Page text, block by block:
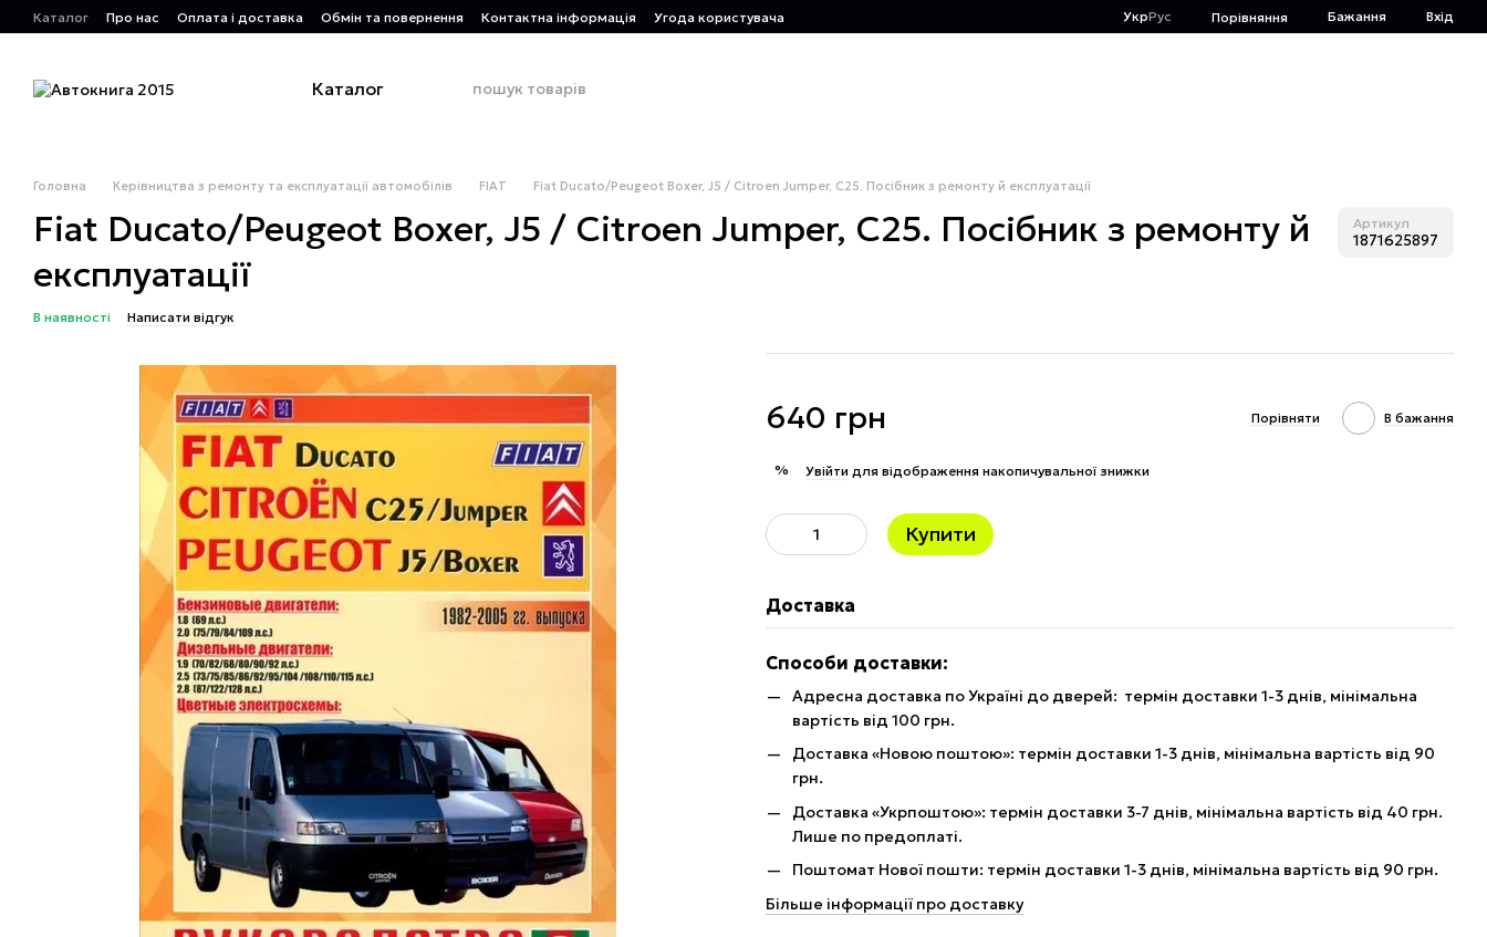
Перейти до основного контенту
Каталог Про нас Оплата і доставка Обмін та повернення Контактна інформація Угода користувача УкрРус Порівняння Бажання Вхід
Каталог
Головна Керівництва з ремонту та експлуатації автомобілів FIAT Fiat Ducato/Peugeot Boxer, J5 / Citroen Jumper, C25. Посібник з ремонту й експлуатації
Fiat Ducato/Peugeot Boxer, J5 / Citroen Jumper, C25. Посібник з ремонту й
експлуатації
Артикул
1871625897
В наявності Написати відгук
640 грн Порівняти В бажання
% Увійти для відображення накопичувальної знижки
Купити
Доставка
Способи доставки:
Адресна доставка по Україні до дверей: термін доставки 1-3 днів, мінімальна
вартість від 100 грн.
Доставка «Новою поштою»: термін доставки 1-3 днів, мінімальна вартість від 90
грн.
Доставка «Укрпоштою»: термін доставки 3-7 днів, мінімальна вартість від 40 грн.
Лише по предоплаті.
Поштомат Нової пошти: термін доставки 1-3 днів, мінімальна вартість від 90 грн.
Більше інформації про доставку